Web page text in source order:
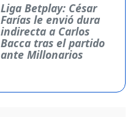
Liga Betplay: César
Farías le envió dura
indirecta a Carlos
Bacca tras el partido
ante Millonarios